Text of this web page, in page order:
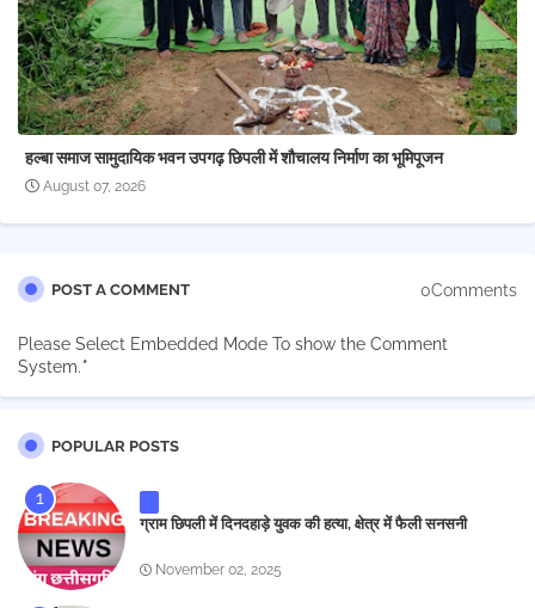
हल्बा समाज सामुदायिक भवन उपगढ़ छिपली में शौचालय निर्माण का भूमिपूजन
August 07, 2026
POST A COMMENT 0Comments
Please Select Embedded Mode To show the Comment
System.*
POPULAR POSTS
ग्राम छिपली में दिनदहाड़े युवक की हत्या, क्षेत्र में फैली सनसनी
November 02, 2025